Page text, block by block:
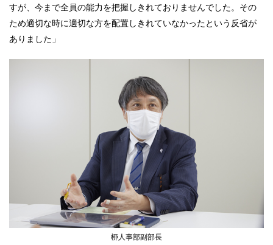
すが、今まで全員の能力を把握しきれておりませんでした。その
ため適切な時に適切な方を配置しきれていなかったという反省が
ありました」
桺人事部副部長